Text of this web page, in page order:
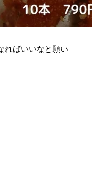
ればいいなと願い